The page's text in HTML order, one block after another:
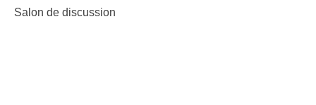
Salon de discussion